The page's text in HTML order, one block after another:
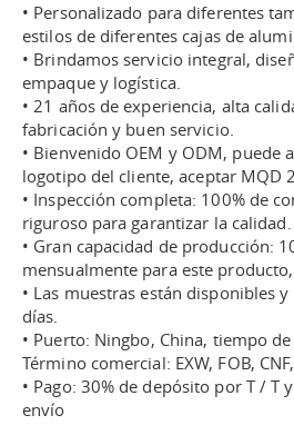
• Personalizado para diferentes
estilos de diferentes cajas de
• Brindamos servicio integral,
empaque y logística.
• 21 años de experiencia, alta
fabricación y buen servicio.
• Bienvenido OEM y ODM, puede
logotipo del cliente, aceptar MQD
• Inspección completa: 100% de
riguroso para garantizar la calidad.
• Gran capacidad de producción:
mensualmente para este producto,
• Las muestras están disponibles
días.
• Puerto: Ningbo, China, tiempo
Término comercial: EXW, FOB,
• Pago: 30% de depósito por T / T
envío